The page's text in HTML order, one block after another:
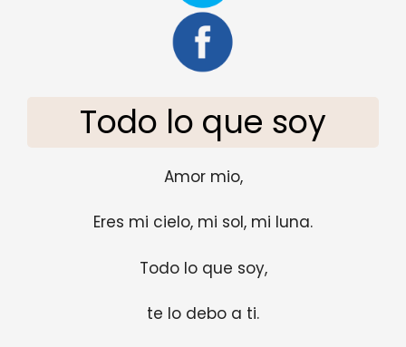
Todo lo que soy
Amor mio,
Eres mi cielo, mi sol, mi luna.
Todo lo que soy,
te lo debo a ti.